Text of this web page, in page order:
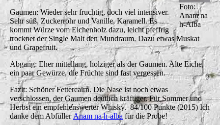
Foto:
Anam na
h-Alba
Gaumen: Wieder sehr fruchtig, doch viel intensiver.
Sehr süß, Zuckerrohr und Vanille, Karamell. Es
kommt Würze vom Eichenholz dazu, leicht pfeffrig
trocknet der Single Malt den Mundraum. Dazu etwas Muskat
und Grapefruit.
Abgang: Eher mittellang, holziger als der Gaumen. Alte Eiche,
ein paar Gewürze, die Früchte sind fast vergessen.
Fazit: Schöner Fettercairn. Die Nase ist noch etwas
verschlossen, der Gaumen deutlich kräftiger. Für Sommer und
Herbst ein empfehlenswerter Whisky. 84/100 Punkte (2015) Ich
danke dem Abfüller Anam na h-alba für die Probe!